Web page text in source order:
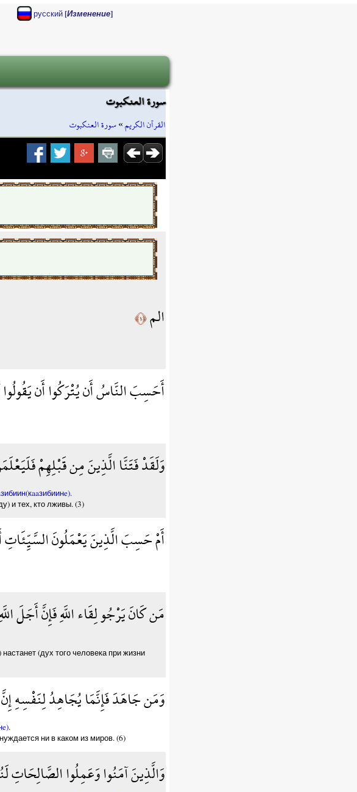
русский[Изменение]
سورة العنكبوت
القرآن الكريم»سورة العنكبوت
الم﴿١﴾
أَحَسِبَ النَّاسُ أَن يُتْرَكُوا أَن
وَلَقَدْ فَتَنَّا الَّذِينَ مِن قَبْلِهِمْ
и тех, кто лживы. (3)
أَمْ حَسِبَ الَّذِينَ يَعْمَلُونَ
مَن كَانَ يَرْجُو لِقَاء اللَّهِ فَإِنَّ أَجَلَ
(дух того человека при жизни
وَمَن جَاهَدَ فَإِنَّمَا يُجَاهِدُ لِنَفْسِهِ
ни в каком из миров. (6)
وَالَّذِينَ آمَنُوا وَعَمِلُوا